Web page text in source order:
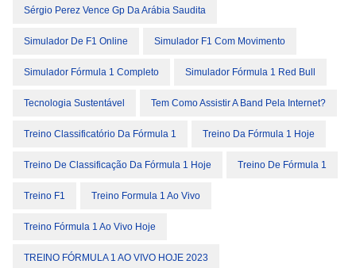
Sérgio Perez Vence Gp Da Arábia Saudita
Simulador De F1 Online Simulador F1 Com Movimento
Simulador Fórmula 1 Completo Simulador Fórmula 1 Red Bull
Tecnologia Sustentável Tem Como Assistir A Band Pela Internet?
Treino Classificatório Da Fórmula 1 Treino Da Fórmula 1 Hoje
Treino De Classificação Da Fórmula 1 Hoje Treino De Fórmula 1
Treino F1 Treino Formula 1 Ao Vivo
Treino Fórmula 1 Ao Vivo Hoje
TREINO FÓRMULA 1 AO VIVO HOJE 2023